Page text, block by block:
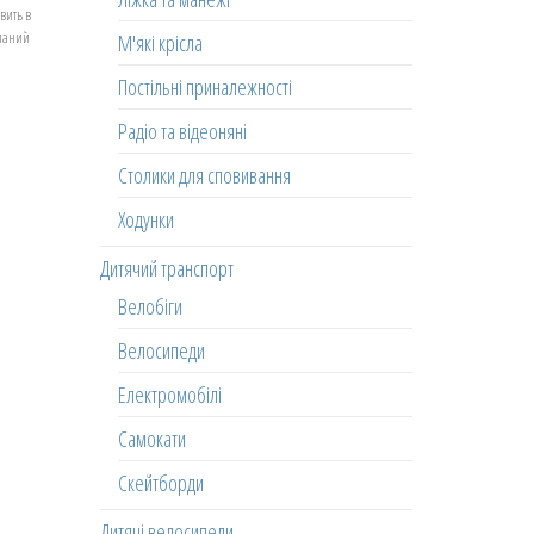
в
М'які крісла
Постільні приналежності
Радіо та відеоняні
Столики для сповивання
Ходунки
Дитячий транспорт
Велобіги
Велосипеди
Електромобілі
Самокати
Скейтборди